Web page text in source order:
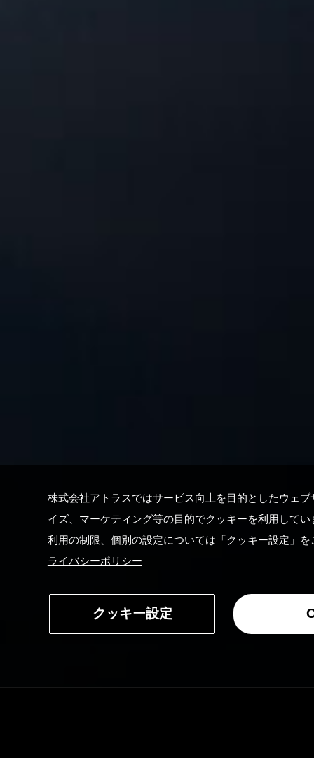
株式会社アトラスではサービス向上を目的としたウェ
イズ、マーケティング等の目的でクッキーを利用して
利用の制限、個別の設定については「クッキー設定」
ライバシーポリシー
クッキー設定